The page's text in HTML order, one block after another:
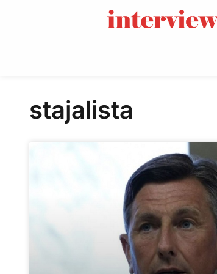
stajalista